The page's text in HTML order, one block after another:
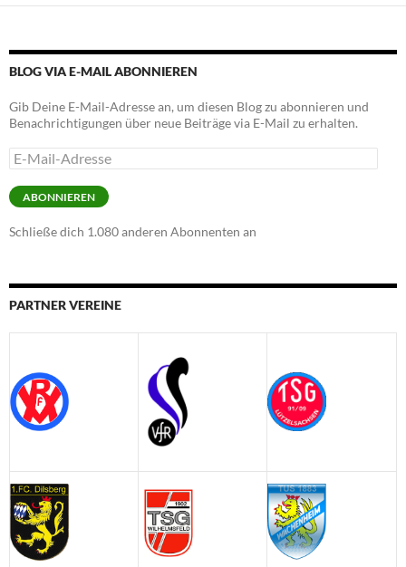
BLOG VIA E-MAIL ABONNIEREN
Gib Deine E-Mail-Adresse an, um diesen Blog zu abonnieren und
Benachrichtigungen über neue Beiträge via E-Mail zu erhalten.
E-
Mail-
Adresse
ABONNIEREN
Schließe dich 1.080 anderen Abonnenten an
PARTNER VEREINE